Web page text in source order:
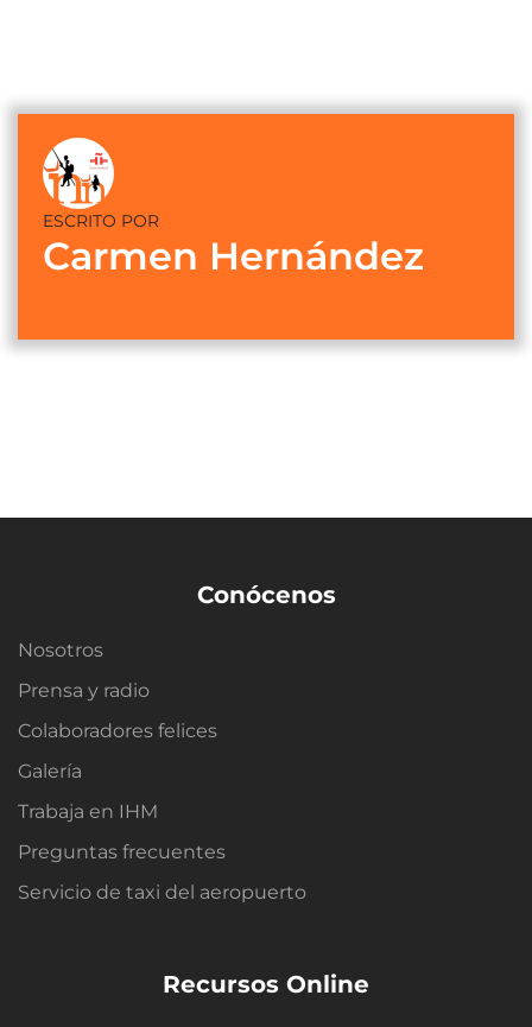
ESCRITO POR
Carmen Hernández
Conócenos
Nosotros
Prensa y radio
Colaboradores felices
Galería
Trabaja en IHM
Preguntas frecuentes
Servicio de taxi del aeropuerto
Recursos Online